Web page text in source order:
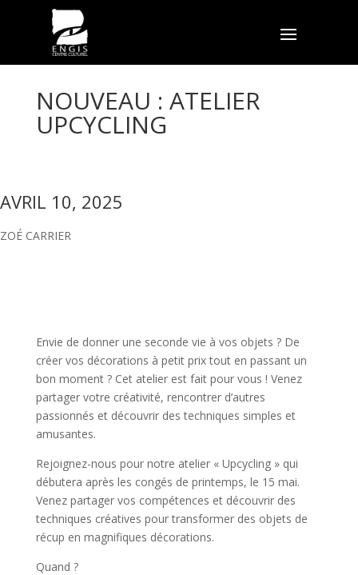
NOUVEAU : ATELIER
UPCYCLING
AVRIL 10, 2025
ZOÉ CARRIER
Envie de donner une seconde vie à vos objets ? De
créer vos décorations à petit prix tout en passant un
bon moment ? Cet atelier est fait pour vous ! Venez
partager votre créativité, rencontrer d’autres
passionnés et découvrir des techniques simples et
amusantes.
Rejoignez-nous pour notre atelier « Upcycling » qui
débutera après les congés de printemps, le 15 mai.
Venez partager vos compétences et découvrir des
techniques créatives pour transformer des objets de
récup en magnifiques décorations.
Quand ?